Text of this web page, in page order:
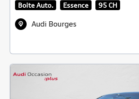
Boite Auto.
Essence 95 CH
Audi Bourges